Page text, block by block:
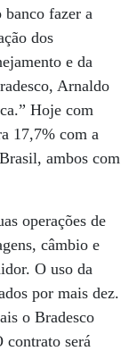
banco fazer a
dos
e da
Arnaldo
Hoje com
17,7% com a
ambos com
operações de
câmbio e
O uso da
por mais dez.
o Bradesco
contrato será